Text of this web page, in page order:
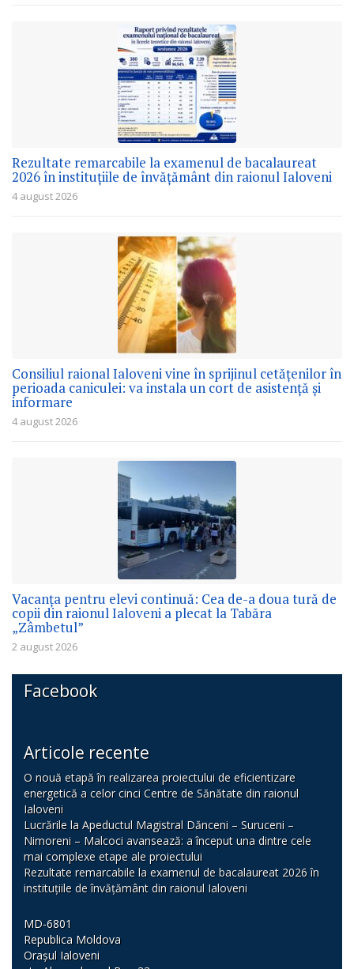
Rezultate remarcabile la examenul de bacalaureat
2026 în instituțiile de învățământ din raionul Ialoveni
4 august 2026
Consiliul raional Ialoveni vine în sprijinul cetățenilor în
perioada caniculei: va instala un cort de asistență și
informare
4 august 2026
Vacanța pentru elevi continuă: Cea de-a doua tură de
copii din raionul Ialoveni a plecat la Tabăra
„Zâmbetul”
2 august 2026
Facebook
Articole recente
O nouă etapă în realizarea proiectului de eficientizare
energetică a celor cinci Centre de Sănătate din raionul
Ialoveni
Lucrările la Apeductul Magistral Dănceni – Suruceni –
Nimoreni – Malcoci avansează: a început una dintre cele
mai complexe etape ale proiectului
Rezultate remarcabile la examenul de bacalaureat 2026 în
instituțiile de învățământ din raionul Ialoveni
MD-6801
Republica Moldova
Orașul Ialoveni